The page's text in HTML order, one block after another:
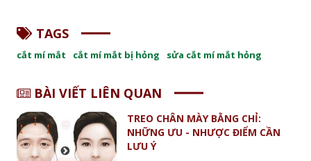
TAGS
cắt mí mắt cắt mí mắt bị hỏng sửa cắt mí mắt hỏng
BÀI VIẾT LIÊN QUAN
TREO CHÂN MÀY BẰNG CHỈ:
NHỮNG ƯU - NHƯỢC ĐIỂM CẦN
LƯU Ý